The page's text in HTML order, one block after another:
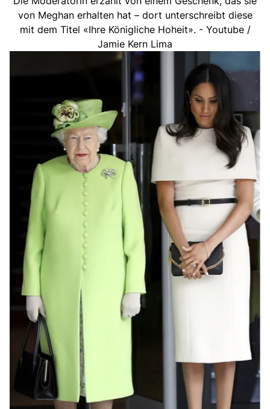
von Meghan erhalten hat – dort unterschreibt diese
mit dem Titel «Ihre Königliche Hoheit». - Youtube /
Jamie Kern Lima